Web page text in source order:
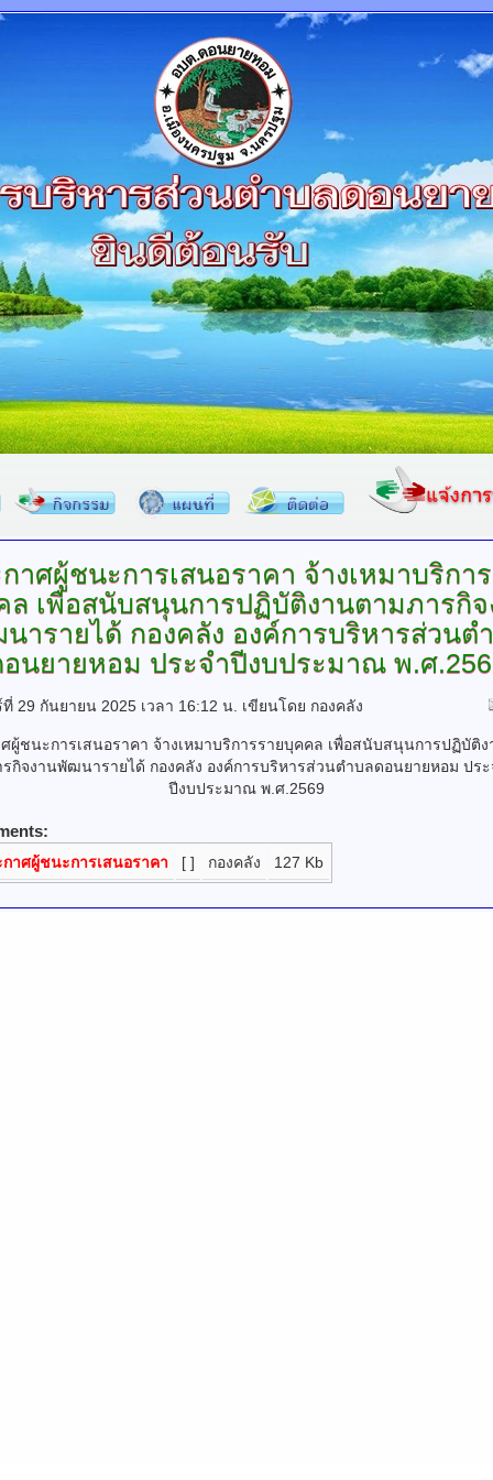
าศผู้ชนะการเสนอราคา จ้างเหมาบริกา
ล เพื่อสนับสนุนการปฏิบัติงานตามภารกิจ
ารายได้ กองคลัง องค์การบริหารส่วนต
นยายหอม ประจำปีงบประมาณ พ.ศ
29 กันยายน 2025 เวลา 16:12 น. เขียนโดย กองคลัง
ผู้ชนะการเสนอราคา จ้างเหมาบริการรายบุคคล เพื่อสนับสนุนการปฏิบัติ
รกิจงานพัฒนารายได้ กองคลัง องค์การบริหารส่วนตำบลดอนยายหอม ประ
ปีงบประมาณ พ.ศ.2569
กาศผู้ชนะการเสนอราคา [ ] กองคลัง 127 Kb